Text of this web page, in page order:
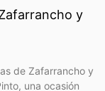
y
de Zafarrancho y
una ocasión